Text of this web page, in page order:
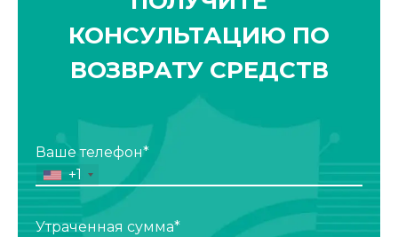
КОНСУЛЬТАЦИЮ ПО
ВОЗВРАТУ СРЕДСТВ
Ваше телефон*
+1
Утраченная сумма*